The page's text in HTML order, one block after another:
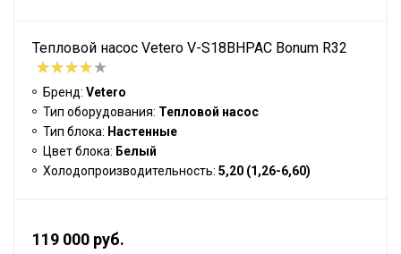
Тепловой насос Vetero V-S18BHPAC Bonum R32
Бренд: Vetero
Тип оборудования: Тепловой насос
Тип блока: Настенные
Цвет блока: Белый
Холодопроизводительность: 5,20 (1,26-6,60)
119 000 руб.